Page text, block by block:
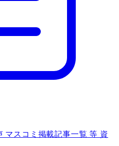
マスコミ掲載記事一覧 等 資